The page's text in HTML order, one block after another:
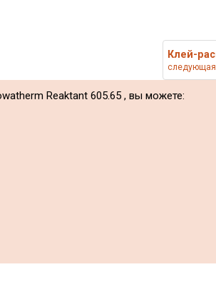
следующая
Reaktant 605.65 , вы можете: